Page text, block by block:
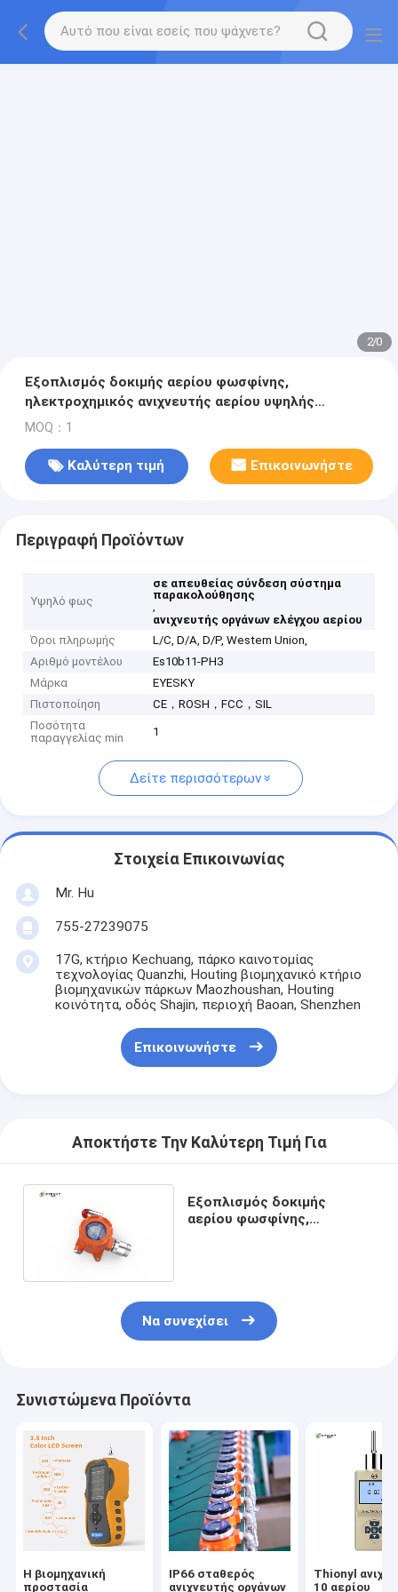
2/0
Εξοπλισμός δοκιμής αερίου φωσφίνης,
ηλεκτροχημικός ανιχνευτής αερίου υψηλής
ακρίβειας
MOQ：1
Καλύτερη τιμή Επικοινωνήστε
Περιγραφή Προϊόντων
Υψηλό φως
σε απευθείας σύνδεση σύστημα
παρακολούθησης
,
ανιχνευτής οργάνων ελέγχου αερίου
Όροι πληρωμής
L/C, D/A, D/P, Western Union,
Αριθμό μοντέλου
Es10b11-PH3
Μάρκα
EYESKY
Πιστοποίηση
CE，ROSH，FCC，SIL
Ποσότητα
παραγγελίας min
1
Δείτε περισσότερων
Στοιχεία Επικοινωνίας
Mr. Hu
755-27239075
17G, κτήριο Kechuang, πάρκο καινοτομίας
τεχνολογίας Quanzhi, Houting βιομηχανικό κτήριο
βιομηχανικών πάρκων Maozhoushan, Houting
κοινότητα, οδός Shajin, περιοχή Baoan, Shenzhen
Επικοινωνήστε
Αποκτήστε Την Καλύτερη Τιμή Για
Εξοπλισμός δοκιμής
αερίου φωσφίνης,
Να συνεχίσει
Συνιστώμενα Προϊόντα
Η βιομηχανική
προστασία
IP66 σταθερός
ανιχνευτής οργάνων
Thionyl
10 αερίου